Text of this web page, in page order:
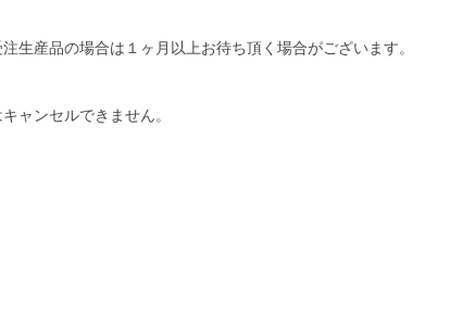
生産品の場合は１ヶ月以上お待ち頂く場合がございます。
ャンセルできません。